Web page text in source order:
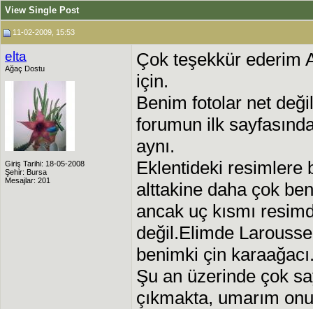
View Single Post
11-02-2009, 15:53
elta
Ağaç Dostu
Giriş Tarihi: 18-05-2008
Şehir: Bursa
Mesajlar: 201
Çok teşekkür ederim
için.
Benim fotolar net
forumun ilk
aynı.
Eklentideki resimlere
alttakine daha çok
ancak uç kısmı
değil.Elimde
benimki çin
Şu an üzerinde çok
çıkmakta, umarım